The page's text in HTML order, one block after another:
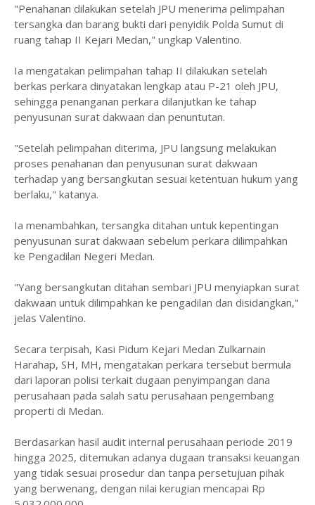
"Penahanan dilakukan setelah JPU menerima pelimpahan
tersangka dan barang bukti dari penyidik Polda Sumut di
ruang tahap II Kejari Medan," ungkap Valentino.
Ia mengatakan pelimpahan tahap II dilakukan setelah
berkas perkara dinyatakan lengkap atau P-21 oleh JPU,
sehingga penanganan perkara dilanjutkan ke tahap
penyusunan surat dakwaan dan penuntutan.
"Setelah pelimpahan diterima, JPU langsung melakukan
proses penahanan dan penyusunan surat dakwaan
terhadap yang bersangkutan sesuai ketentuan hukum yang
berlaku," katanya.
Ia menambahkan, tersangka ditahan untuk kepentingan
penyusunan surat dakwaan sebelum perkara dilimpahkan
ke Pengadilan Negeri Medan.
"Yang bersangkutan ditahan sembari JPU menyiapkan surat
dakwaan untuk dilimpahkan ke pengadilan dan disidangkan,"
jelas Valentino.
Secara terpisah, Kasi Pidum Kejari Medan Zulkarnain
Harahap, SH, MH, mengatakan perkara tersebut bermula
dari laporan polisi terkait dugaan penyimpangan dana
perusahaan pada salah satu perusahaan pengembang
properti di Medan.
Berdasarkan hasil audit internal perusahaan periode 2019
hingga 2025, ditemukan adanya dugaan transaksi keuangan
yang tidak sesuai prosedur dan tanpa persetujuan pihak
yang berwenang, dengan nilai kerugian mencapai Rp